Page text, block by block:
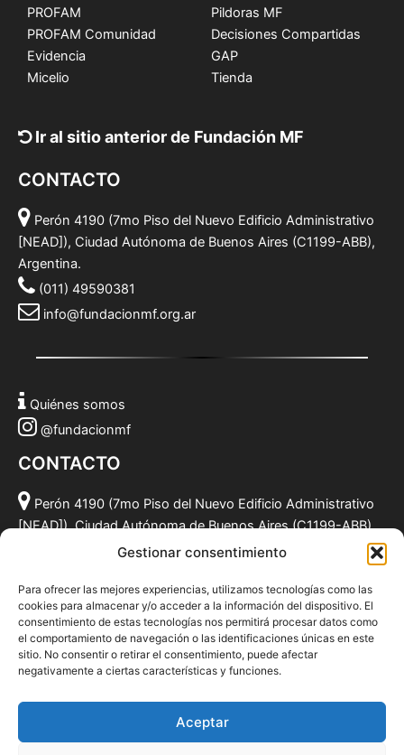
Gestionar consentimiento
Para ofrecer las mejores experiencias, utilizamos tecnologías como las
cookies para almacenar y/o acceder a la información del dispositivo. El
consentimiento de estas tecnologías nos permitirá procesar datos como
el comportamiento de navegación o las identificaciones únicas en este
sitio. No consentir o retirar el consentimiento, puede afectar
negativamente a ciertas características y funciones.
Aceptar
PROFAM
PROFAM Comunidad
Evidencia
Micelio
Pildoras MF
Decisiones Compartidas
GAP
Tienda
Ir al sitio anterior de Fundación MF
CONTACTO
Perón 4190 (7mo Piso del Nuevo Edificio Administrativo
[NEAD]), Ciudad Autónoma de Buenos Aires (C1199-ABB),
Argentina.
(011) 49590381
info@fundacionmf.org.ar
Quiénes somos
@fundacionmf
CONTACTO
Perón 4190 (7mo Piso del Nuevo Edificio Administrativo
[NEAD]), Ciudad Autónoma de Buenos Aires (C1199-ABB),
info@fundacionmf.org.ar
Politica de privacidad